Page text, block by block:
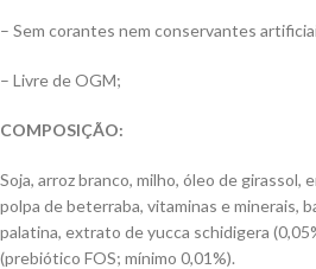
– Sem corantes nem conservantes
– Livre de OGM;
COMPOSIÇÃO:
Soja, arroz branco, milho, óleo de girassol,
polpa de beterraba, vitaminas e minerais,
palatina, extrato de yucca schidigera
(prebiótico FOS; mínimo 0,01%).